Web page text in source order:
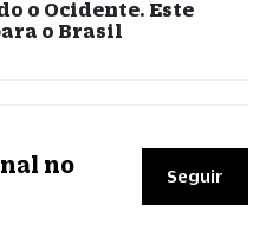
o Ocidente. Este
o Brasil
no
Seguir